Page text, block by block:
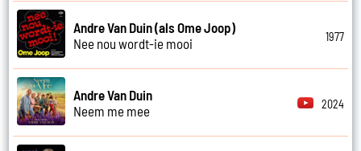
Andre Van Duin (als Ome Joop)
Nee nou wordt-ie mooi
1977
Andre Van Duin
Neem me mee
2024